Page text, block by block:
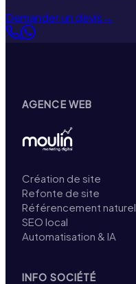
Demander un devis→
AGENCE WEB
Création de site
Refonte de site
Référencement naturel
SEO local
Automatisation & IA
INFO SOCIÉTÉ